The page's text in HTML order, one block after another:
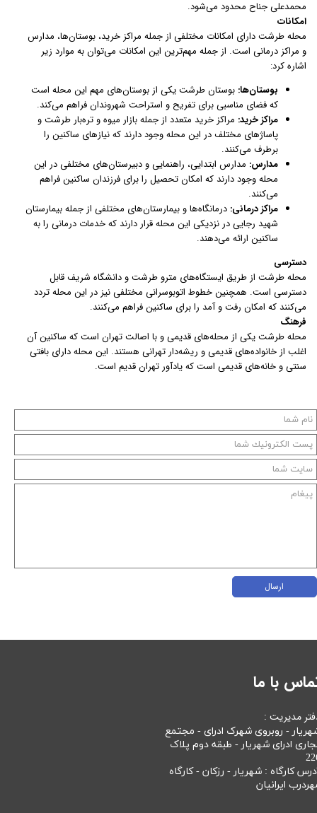
محمدعلی جناح محدود می‌شود.
امکانات
محله طرشت دارای امکانات مختلفی از جمله مراکز خرید، بوستان‌ها، مدارس
و مراکز درمانی است. از جمله مهم‌ترین این امکانات می‌توان به موارد زیر
اشاره کرد:
بوستان‌ها: بوستان طرشت یکی از بوستان‌های مهم این محله است
که فضای مناسبی برای تفریح و استراحت شهروندان فراهم می‌کند.
مراکز خرید: مراکز خرید متعدد از جمله بازار میوه و تره‌بار طرشت و
پاساژهای مختلف در این محله وجود دارند که نیازهای ساکنین را
برطرف می‌کنند.
مدارس: مدارس ابتدایی، راهنمایی و دبیرستان‌های مختلفی در این
محله وجود دارند که امکان تحصیل را برای فرزندان ساکنین فراهم
می‌کنند.
مراکز درمانی: درمانگاه‌ها و بیمارستان‌های مختلفی از جمله بیمارستان
شهید رجایی در نزدیکی این محله قرار دارند که خدمات درمانی را به
ساکنین ارائه می‌دهند.
دسترسی
محله طرشت از طریق ایستگاه‌های مترو طرشت و دانشگاه شریف قابل
دسترسی است. همچنین خطوط اتوبوسرانی مختلفی نیز در این محله تردد
می‌کنند که امکان رفت و آمد را برای ساکنین فراهم می‌کنند.
فرهنگ
محله طرشت یکی از محله‌های قدیمی و با اصالت تهران است که ساکنین آن
اغلب از خانواده‌های قدیمی و ریشه‌دار تهرانی هستند. این محله دارای بافتی
سنتی و خانه‌های قدیمی است که یادآور تهران قدیم است.
ارسال
با ما
مدیریت :
- روبروی شهرک ادرای - مجتمع
ادرای شهریار - طبقه دوم پلاک
کارگاه : شهریار - رزکان - کارگاه
ایرانیان